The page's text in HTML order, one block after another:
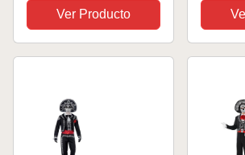
Ver Producto
Talla